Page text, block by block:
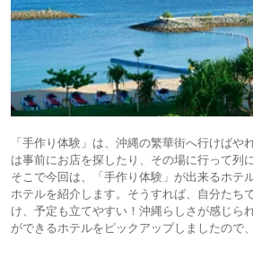
「手作り体験」は、沖縄の繁華街へ行けばや
は事前にお店を探したり、その場に行って列
そこで今回は、「手作り体験」が出来るホテ
ホテルを紹介します。そうすれば、自分たち
け、予定も立てやすい！沖縄らしさが感じら
ができるホテルをピックアップしましたので